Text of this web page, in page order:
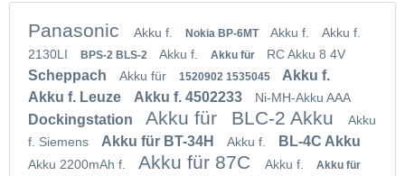
Panasonic Akku f. Nokia BP-6MT Akku f.
Akku f.
2130LI
BPS-2 BLS-2 Akku f. Akku für RC Akku 8 4V
Scheppach Akku für 1520902 1535045
Akku f.
Akku f. Leuze
Akku f. 4502233 Ni-MH-Akku AAA
Dockingstation Akku für BLC-2 Akku
Akku
f. Siemens
Akku für BT-34H Akku f. BL-4C Akku
Akku 2200mAh f. Akku für 87C Akku f. Akku für